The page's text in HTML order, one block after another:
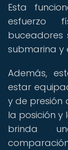
Esta
esfuerzo
buceadores
submarina y
Además,
estar
y de presión
la posición y
brinda